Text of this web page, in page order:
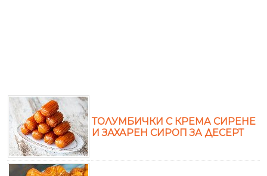
ТОЛУМБИЧКИ С КРЕМА СИРЕНЕ
И ЗАХАРЕН СИРОП ЗА ДЕСЕРТ